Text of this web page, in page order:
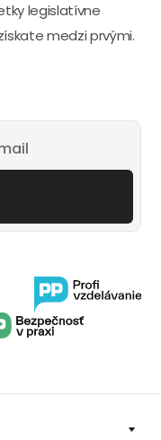
legislatívne
medzi prvými.